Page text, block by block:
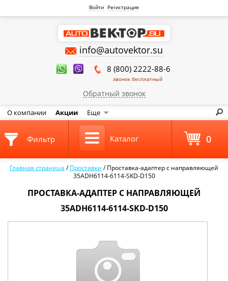
Войти Регистрация
info@autovektor.su
8 (800) 2222-88-6
звонок бесплатный
Обратный звонок
О компании Акции Еще
Главная страница /Проставки /Проставка-адаптер с направляющей
35ADH6114-6114-SKD-D150
ПРОСТАВКА-АДАПТЕР С НАПРАВЛЯЮЩЕЙ
35ADH6114-6114-SKD-D150
Фильтр Каталог 0